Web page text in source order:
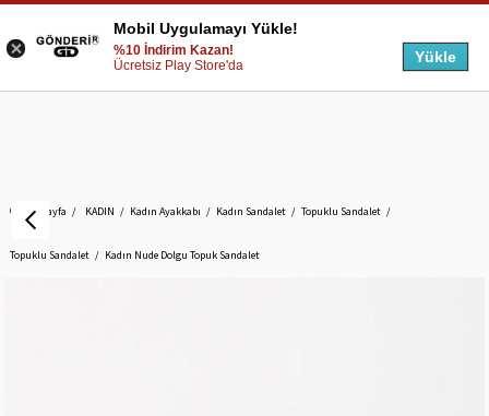
Anasayfa KADIN Kadın Ayakkabı Kadın Sandalet Topuklu Sandalet
Topuklu Sandalet Kadın Nude Dolgu Topuk Sandalet
Mobil Uygulamayı Yükle!
%10 İndirim Kazan!
Ücretsiz Play Store'da
Yükle